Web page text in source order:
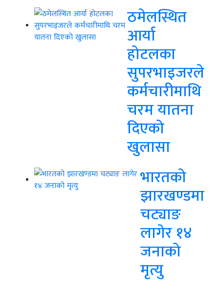
ठमेलस्थित
आर्या
होटलका
सुपरभाइजरले
कर्मचारीमाथि
चरम यातना
दिएको
खुलासा
भारतको
झारखण्डमा
चट्याङ
लागेर १४
जनाको
मृत्यु